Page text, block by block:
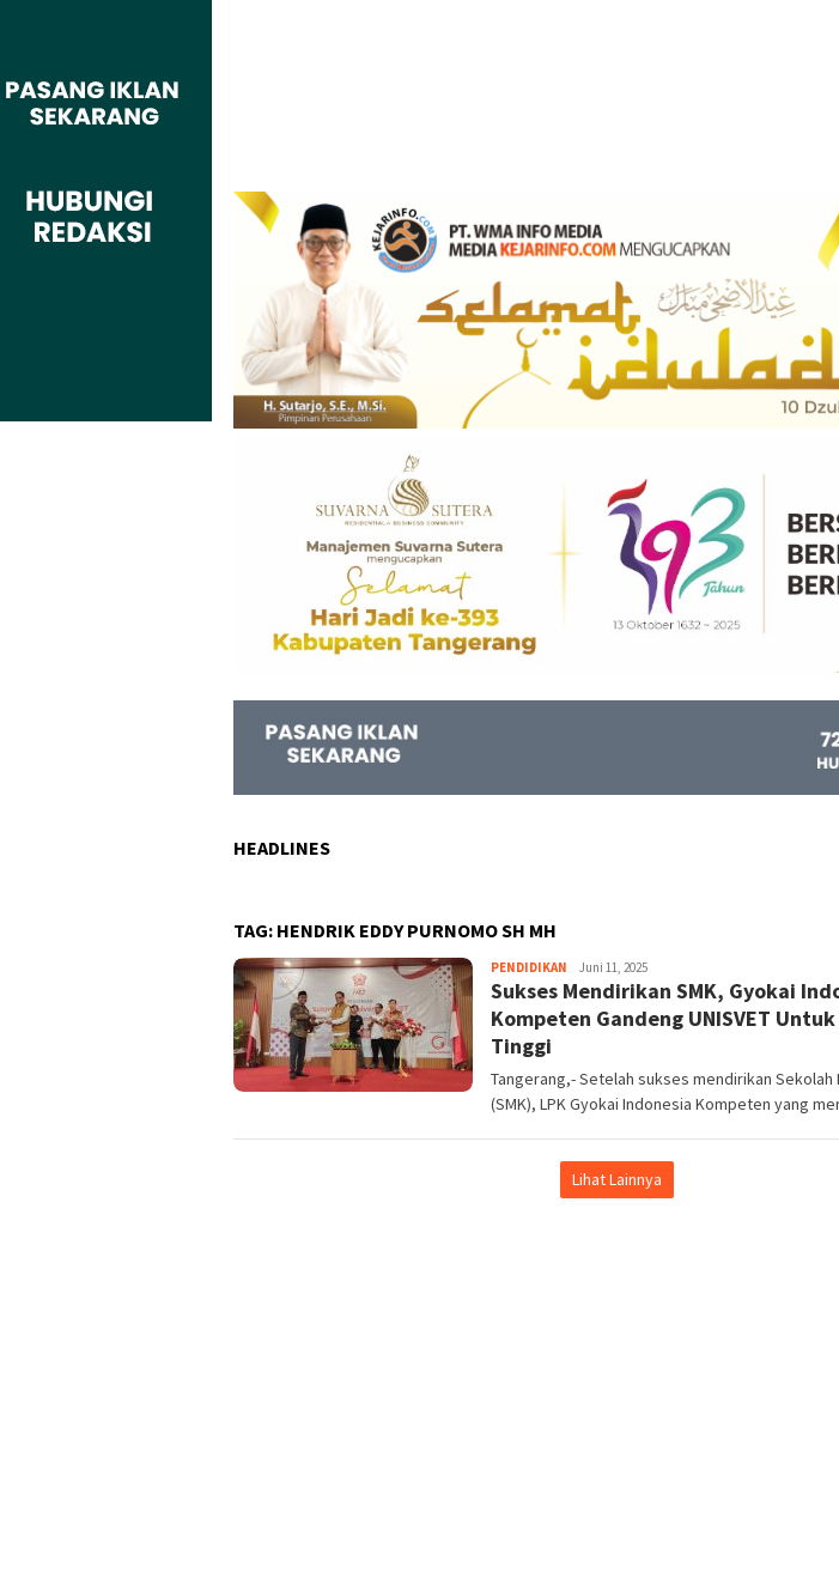
HEADLINES
TAG: HENDRIK EDDY PURNOMO SH MH
PENDIDIKAN Kejar
Info
Juni 11, 2025
Sukses Mendirikan SMK, Gyokai
Kompeten Gandeng UNISVET
Tinggi
Tangerang,- Setelah sukses mendirikan Sekolah
(SMK), LPK Gyokai Indonesia Kompeten yang
Lihat Lainnya